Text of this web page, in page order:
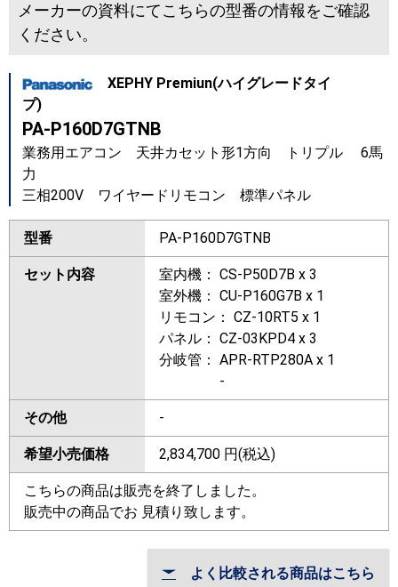
メーカーの資料にてこちらの型番の情報をご確認
ください。
XEPHY Premiun(ハイグレードタイ
プ)
PA-P160D7GTNB
業務用エアコン 天井カセット形1方向 トリプル 6馬
力
三相200V ワイヤードリモコン 標準パネル
型番 PA-P160D7GTNB
セット内容
室内機： CS-P50D7B x 3
室外機： CU-P160G7B x 1
リモコン： CZ-10RT5 x 1
パネル： CZ-03KPD4 x 3
分岐管： APR-RTP280A x 1
-
その他 -
希望小売価格 2,834,700 円(税込)
こちらの商品は販売を終了しました。
販売中の商品でお 見積り致します。
よく比較される商品はこちら